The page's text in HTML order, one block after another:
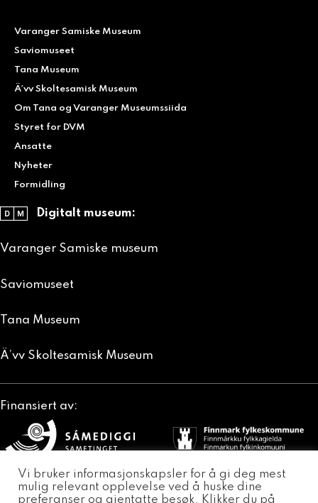
Varanger Samiske Museum
Saviomuseet
Tana Museum
Ä´vv Skoltesamisk Museum
Om Tana og Varanger Museumssiida
Styret for DVM
Ansatte
Nyheter
Formidling
Digitalt museum:
Varanger Samiske museum
Saviomuseet
Tana Museum
Ä’vv Skoltesamisk Museum
Finansiert av:
Tana Sør-Varanger Nesseby
Vi bruker informasjonskapsler for å gi deg mest
mulig relevant opplevelse ved å huske dine
preferanser og gjentatte besøk. Klikker du på